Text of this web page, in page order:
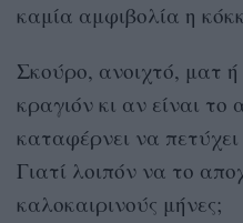
καμία αμφιβολία η
Σκούρο, ανοιχτό, ματ ή
κραγιόν κι αν είναι
καταφέρνει να
Γιατί λοιπόν να το
καλοκαιρινούς μήνες;